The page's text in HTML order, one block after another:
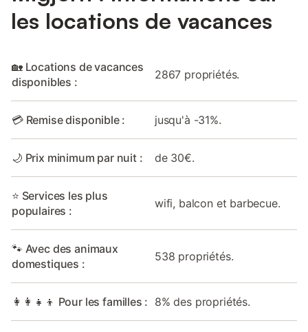
les locations de vacances
🏡 Locations de vacances
disponibles :
2867 propriétés.
💳 Remise disponible : jusqu'à -31%.
🌙 Prix minimum par nuit : de 30€.
⭐ Services les plus
populaires :
wifi, balcon et barbecue.
🐾 Avec des animaux
domestiques :
538 propriétés.
👩‍👩‍👧‍👦 Pour les familles : 8% des propriétés.